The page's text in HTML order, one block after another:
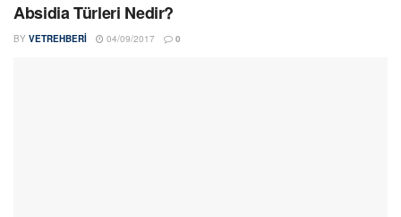
Absidia Türleri Nedir?
BY VETREHBERI 04/09/2017 0